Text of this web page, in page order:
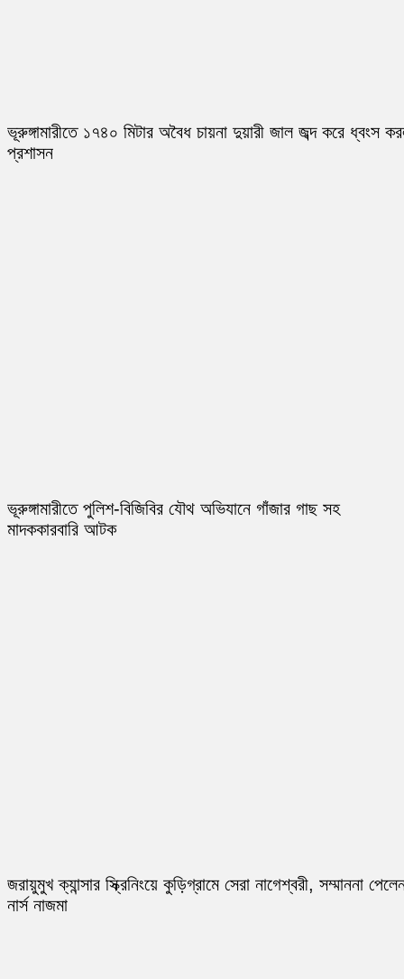
ভূরুঙ্গামারীতে ১৭৪০ মিটার অবৈধ চায়না দুয়ারী জাল জব্দ করে ধ্বংস
প্রশাসন
ভূরুঙ্গামারীতে পুলিশ-বিজিবির যৌথ অভিযানে গাঁজার গাছ সহ
মাদককারবারি আটক
জরায়ুমুখ ক্যান্সার স্ক্রিনিংয়ে কুড়িগ্রামে সেরা নাগেশ্বরী, সম্মাননা
নার্স নাজমা